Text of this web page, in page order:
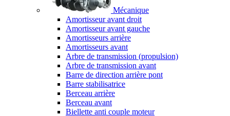
Mécanique
Amortisseur avant droit
Amortisseur avant gauche
Amortisseurs arrière
Amortisseurs avant
Arbre de transmission (propulsion)
Arbre de transmission avant
Barre de direction arrière pont
Barre stabilisatrice
Berceau arrière
Berceau avant
Biellette anti couple moteur